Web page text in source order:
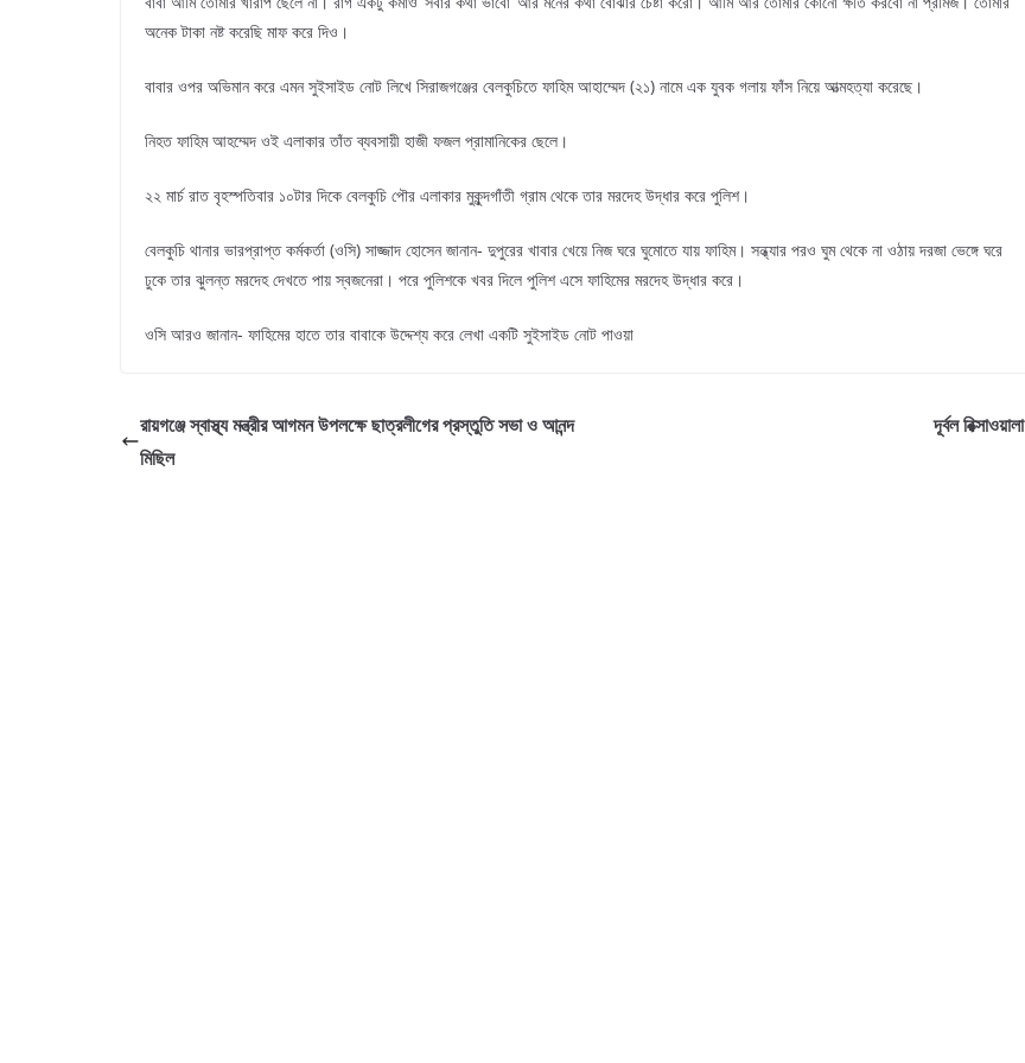
অনেক টাকা নষ্ট করেছি মাফ করে দিও।
বাবার ওপর অভিমান করে এমন সুইসাইড নোট লিখে সিরাজগঞ্জের বেলকুচিতে ফাহিম আহাম্মেদ (২১) নামে এক যুবক গলায় ফাঁস নিয়ে আত্মহত্যা করেছে।
নিহত ফাহিম আহম্মেদ ওই এলাকার তাঁত ব্যবসায়ী হাজী ফজল প্রামানিকের ছেলে।
২২ মার্চ রাত বৃহস্পতিবার ১০টার দিকে বেলকুচি পৌর এলাকার মুকুন্দগাঁতী গ্রাম থেকে তার মরদেহ উদ্ধার করে পুলিশ।
বেলকুচি থানার ভারপ্রাপ্ত কর্মকর্তা (ওসি) সাজ্জাদ হোসেন জানান- দুপুরের খাবার খেয়ে নিজ ঘরে ঘুমোতে যায় ফাহিম। সন্ধ্যার পরও ঘুম থেকে না ওঠায় দরজা ভেঙ্গে ঘরে
ঢুকে তার ঝুলন্ত মরদেহ দেখতে পায় স্বজনেরা। পরে পুলিশকে খবর দিলে পুলিশ এসে ফাহিমের মরদেহ উদ্ধার করে।
ওসি আরও জানান- ফাহিমের হাতে তার বাবাকে উদ্দেশ্য করে লেখা একটি সুইসাইড নোট পাওয়া
রায়গঞ্জে স্বাস্থ্য মন্ত্রীর আগমন উপলক্ষে ছাত্রলীগের প্রস্তুতি সভা ও আনন্দ
মিছিল
দূর্বল রিক্সাওয়ালা